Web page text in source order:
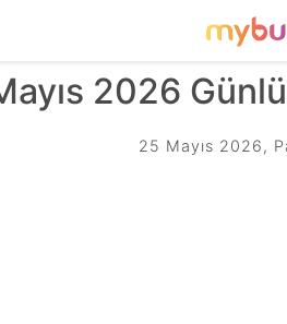
2026
25 Mayıs 2026,